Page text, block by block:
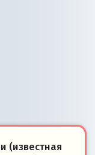
(известная